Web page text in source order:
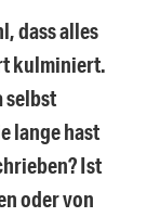
dass alles
kulminiert.
selbst
lange hast
Ist
oder von